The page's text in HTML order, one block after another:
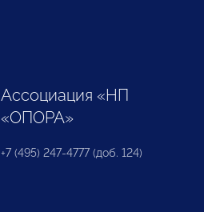
Ассоциация «НП
«ОПОРА»
+7 (495) 247-4777 (доб. 124)